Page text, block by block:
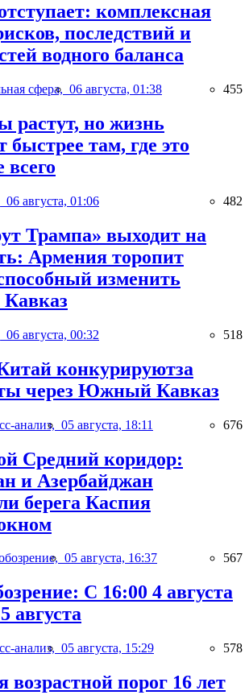
комплексная
последствий и
водного баланса
сфера, 06 августа, 01:38 455
растут, но жизнь
быстрее там, где это
всего
06 августа, 01:06 482
Трампа» выходит на
Армения торопит
изменить
06 августа, 00:32 518
конкурируютза
через Южный Кавказ
анализ, 05 августа, 18:11 676
Средний коридор:
и Азербайджан
берега Каспия
05 августа, 16:37 567
С 16:00 4 августа
августа
анализ, 05 августа, 15:29 578
возрастной порог 16 лет